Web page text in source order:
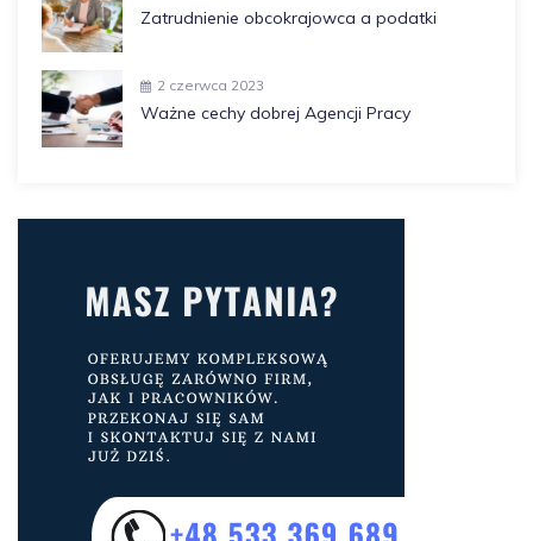
Zatrudnienie obcokrajowca a podatki
2 czerwca 2023
Ważne cechy dobrej Agencji Pracy